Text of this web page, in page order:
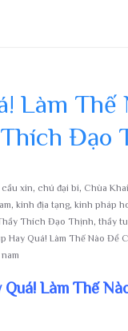
Làm
Đạo
cầu xin, chú đại bi, Chùa
, kinh địa tạng, kinh pháp
Thích Đạo Thịnh, thầy tu
Hay Quá! Làm Thế Nào Để
Làm Thế